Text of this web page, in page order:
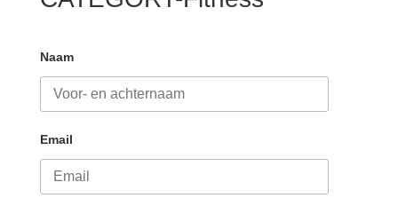
Naam
Email